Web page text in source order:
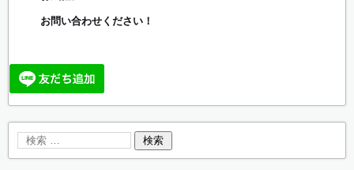
お問い合わせください！